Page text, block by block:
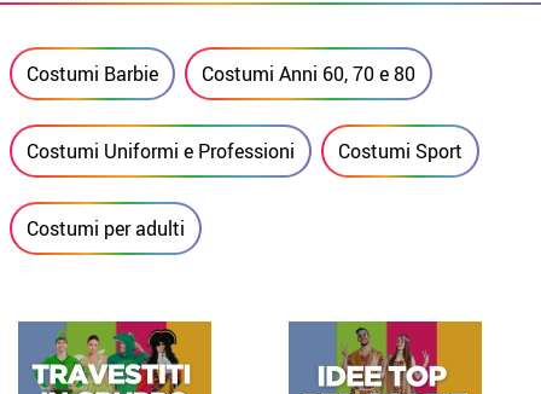
Costumi Barbie Costumi Anni 60, 70 e 80
Costumi Uniformi e Professioni Costumi Sport
Costumi per adulti